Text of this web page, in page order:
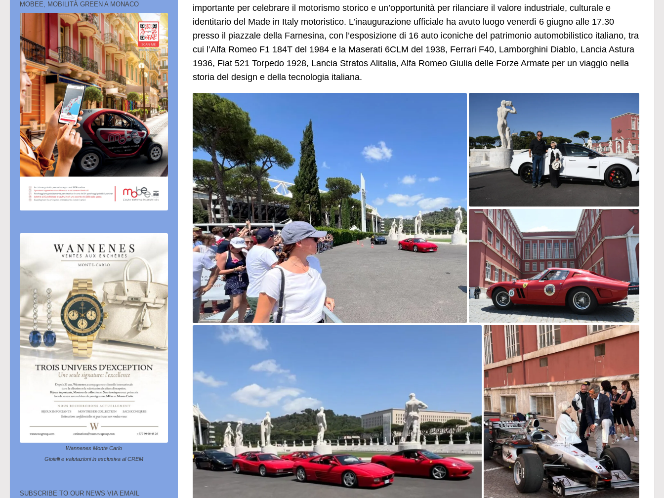
importante per celebrare il motorismo storico e un’opportunità per rilanciare il valore industriale, culturale e
identitario del Made in Italy motoristico. L’inaugurazione ufficiale ha avuto luogo venerdì 6 giugno alle 17.30
presso il piazzale della Farnesina, con l’esposizione di 16 auto iconiche del patrimonio automobilistico italiano, tra
cui l’Alfa Romeo F1 184T del 1984 e la Maserati 6CLM del 1938, Ferrari F40, Lamborghini Diablo, Lancia Astura
1936, Fiat 521 Torpedo 1928, Lancia Stratos Alitalia, Alfa Romeo Giulia delle Forze Armate per un viaggio nella
storia del design e della tecnologia italiana.
MOBEE, MOBILITÀ GREEN A MONACO
Wannenes Monte Carlo
Gioielli e valutazioni in esclusiva al CREM
SUBSCRIBE TO OUR NEWS VIA EMAIL